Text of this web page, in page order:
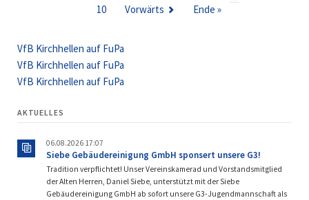
10
Vorwärts Ende »
VfB Kirchhellen auf FuPa
VfB Kirchhellen auf FuPa
VfB Kirchhellen auf FuPa
AKTUELLES
06.08.2026 17:07
Siebe Gebäudereinigung GmbH sponsert unsere G3!
Tradition verpflichtet! Unser Vereinskamerad und Vorstandsmitglied
der Alten Herren, Daniel Siebe, unterstützt mit der Siebe
Gebäudereinigung GmbH ab sofort unsere G3-Jugendmannschaft als